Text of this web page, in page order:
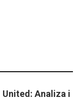
United: Analiza i